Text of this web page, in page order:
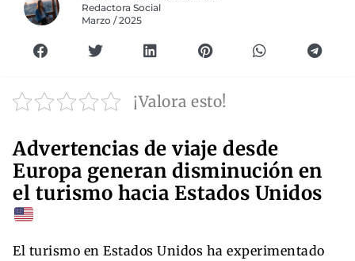
Redactora Social
Marzo / 2025
¡Valora esto!
Advertencias de viaje desde
Europa generan disminución en
el turismo hacia Estados Unidos
El turismo en Estados Unidos ha experimentado